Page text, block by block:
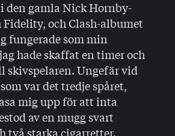
den gamla Nick Hornby-
och Clash-albumet
fungerade som min
hade skaffat en timer och
skivspelaren. Ungefär vid
var det tredje spåret,
mig upp för att inta
av en mugg svart
två starka cigarretter.